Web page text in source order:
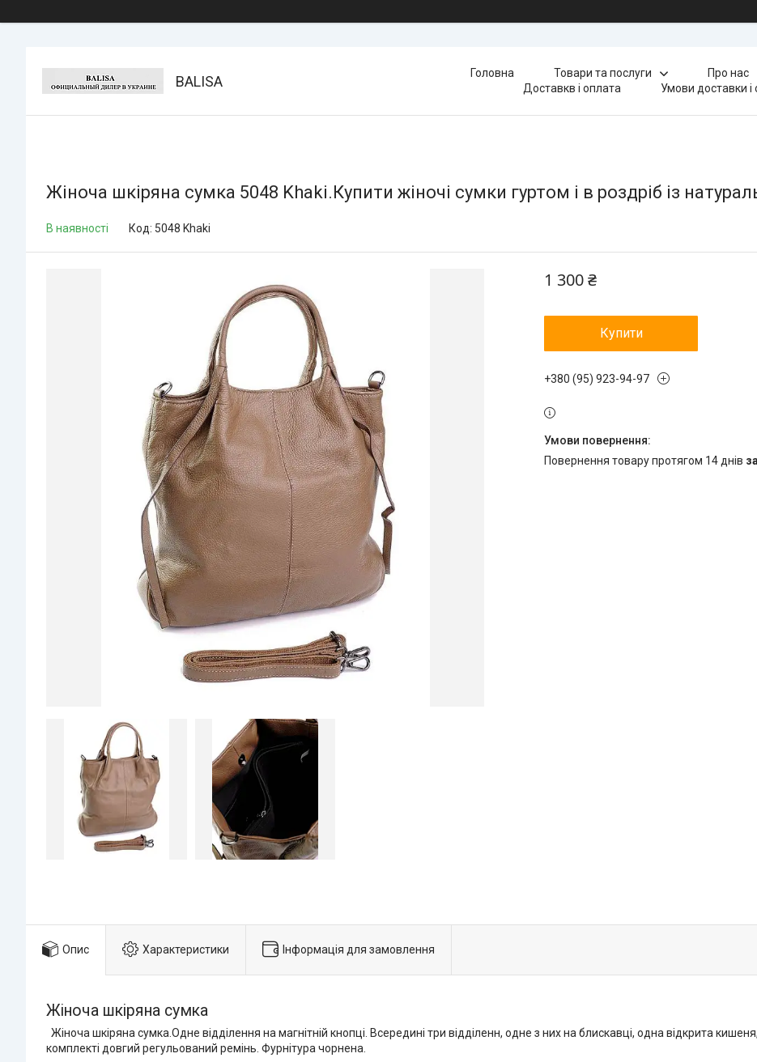
BALISA Головна Товари та послуги Про нас
Доставкв і оплата
Умови доставки і
Жіноча шкіряна сумка 5048 Khaki.Купити жіночі сумки гуртом і в роздріб із
В наявності Код: 5048 Khaki
1 300 ₴
Купити
+380 (95) 923-94-97
повернення товару протягом 14 днів
Опис Характеристики Інформація для замовлення
Жіноча шкіряна сумка
Жіноча шкіряна сумка.Одне відділення на магнітній кнопці. Всередині три відділенн, одне з них на блискавці, одна відкрита
комплекті довгий регульований ремінь. Фурнітура чорнена.